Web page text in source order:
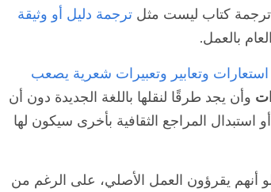
ترجمة كتاب ليست مثلترجمة دليل أو وثيقة
بالعمل.
استعارات وتعابير وتعبيرات شعرية يصعب
وأن يجد طرقًا لنقلها باللغة الجديدة دون أن
المراجع الثقافية بأخرى سيكون لها
يقرؤون العمل الأصلي، على الرغم من